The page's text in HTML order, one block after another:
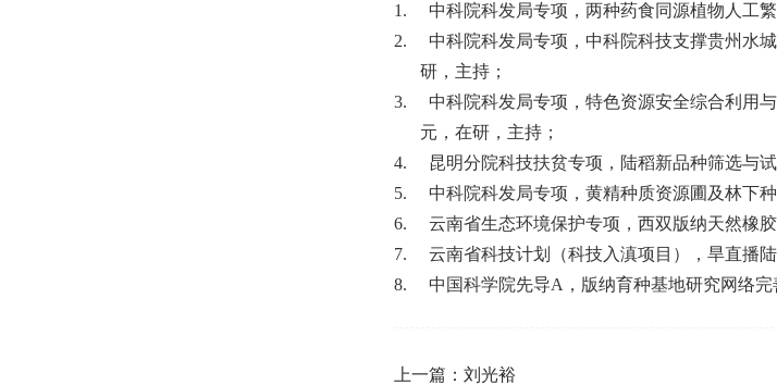
1.
中科院科发局专项，两种药食同源植物人工
2.
中科院科发局专项，中科院科技支撑贵州水
研，主持；
3.
中科院科发局专项，特色资源安全综合利用
元，在研，主持；
4.
昆明分院科技扶贫专项，陆稻新品种筛选与试
5.
中科院科发局专项，黄精种质资源圃及林下
6.
云南省生态环境保护专项，西双版纳天然橡
7.
云南省科技计划（科技入滇项目），旱直播
8.
中国科学院先导A ，版纳育种基地研究网络完
上一篇：刘光裕